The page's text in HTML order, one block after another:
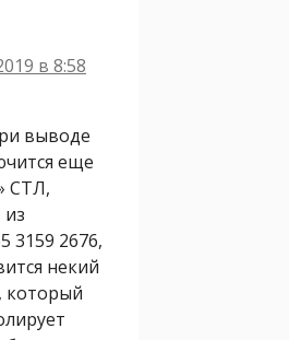
в 8:58
выводе
еще
СТЛ,
из
3159 2676,
некий
который